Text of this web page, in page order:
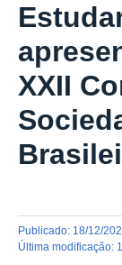
XXII
publicado: 18/12/
última modificação: